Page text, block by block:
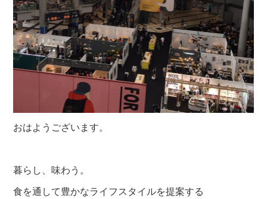
おはようございます。
暮らし、味わう。
食を通して豊かなライフスタイルを提案する